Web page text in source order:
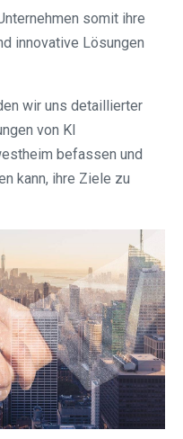
somit ihre
innovative Lösungen
wir uns detaillierter
von KI
befassen und
kann, ihre Ziele zu